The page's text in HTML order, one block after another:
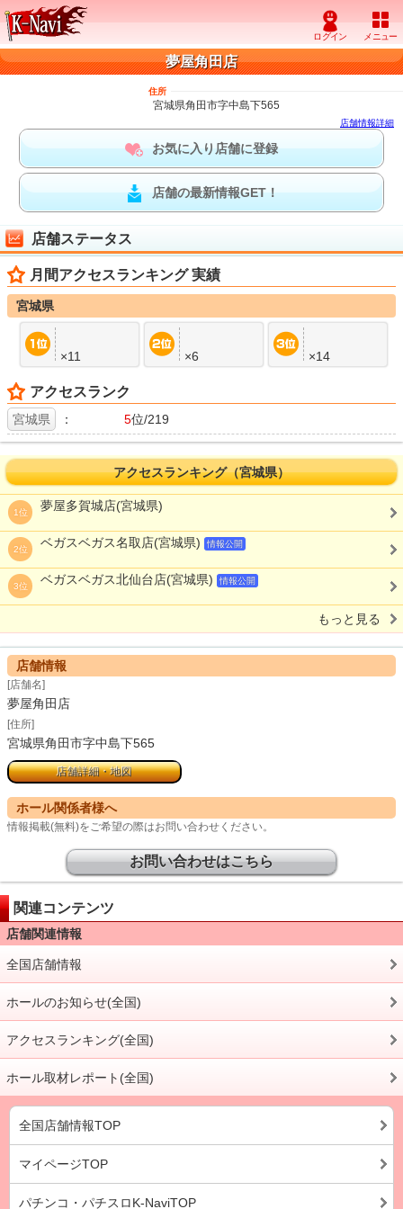
夢屋角田店
住所
宮城県角田市字中島下565
店舗情報詳細
お気に入り店舗に登録
店舗の最新情報GET！
店舗ステータス
月間アクセスランキング 実績
宮城県
×11 ×6 ×14
アクセスランク
宮城県 ： 5位/219
アクセスランキング（宮城県）
1位 夢屋多賀城店(宮城県)
2位 ベガスベガス名取店(宮城県) 情報公開
3位 ベガスベガス北仙台店(宮城県) 情報公開
もっと見る
店舗情報
[店舗名]
夢屋角田店
[住所]
宮城県角田市字中島下565
店舗詳細・地図
ホール関係者様へ
情報掲載(無料)をご希望の際はお問い合わせください。
お問い合わせはこちら
関連コンテンツ
店舗関連情報
全国店舗情報
ホールのお知らせ(全国)
アクセスランキング(全国)
ホール取材レポート(全国)
全国店舗情報TOP
マイページTOP
パチンコ・パチスロK-NaviTOP